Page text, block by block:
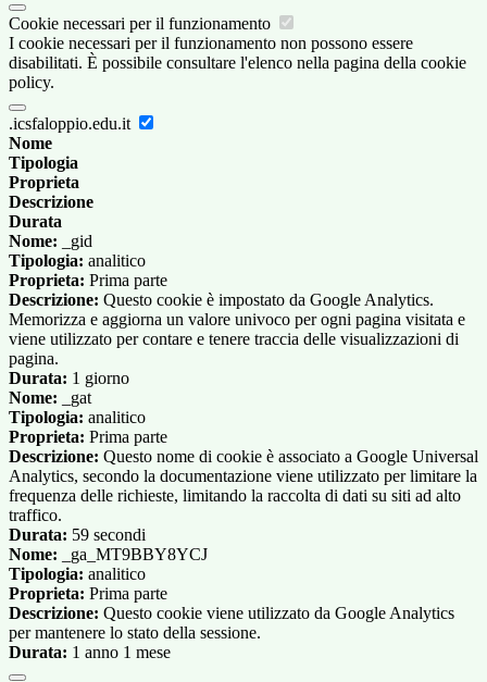
Cookie necessari per il funzionamento
I cookie necessari per il funzionamento non possono essere
disabilitati. È possibile consultare l'elenco nella pagina della cookie
policy.
.icsfaloppio.edu.it
Nome
Tipologia
Proprieta
Descrizione
Durata
Nome: _gid
Tipologia: analitico
Proprieta: Prima parte
Descrizione: Questo cookie è impostato da Google Analytics.
Memorizza e aggiorna un valore univoco per ogni pagina visitata e
viene utilizzato per contare e tenere traccia delle visualizzazioni di
pagina.
Durata: 1 giorno
Nome: _gat
Tipologia: analitico
Proprieta: Prima parte
Descrizione: Questo nome di cookie è associato a Google Universal
Analytics, secondo la documentazione viene utilizzato per limitare la
frequenza delle richieste, limitando la raccolta di dati su siti ad alto
traffico.
Durata: 59 secondi
Nome: _ga_MT9BBY8YCJ
Tipologia: analitico
Proprieta: Prima parte
Descrizione: Questo cookie viene utilizzato da Google Analytics
per mantenere lo stato della sessione.
Durata: 1 anno 1 mese